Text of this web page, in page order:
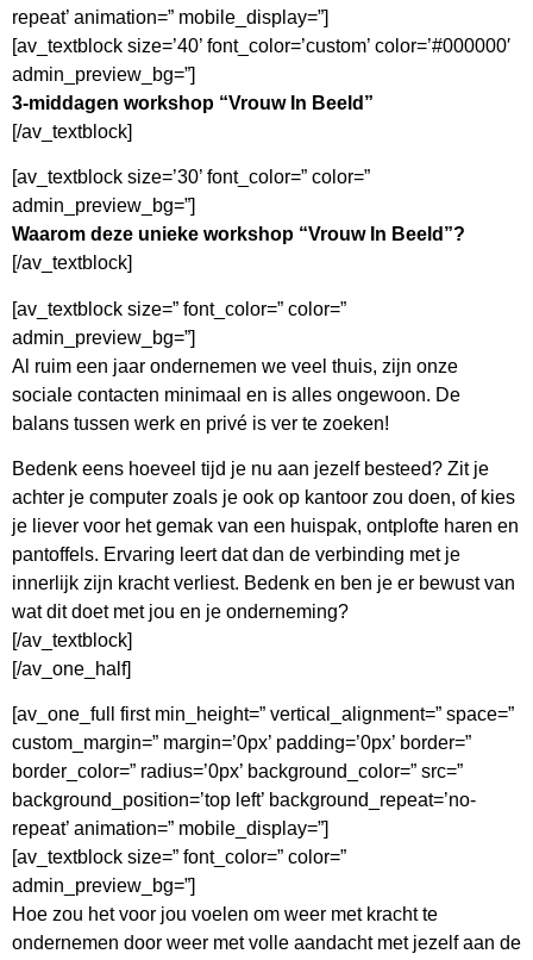
repeat’ animation=” mobile_display=”]
[av_textblock size=’40’ font_color=’custom’ color=’#000000′
admin_preview_bg=”]
3-middagen workshop “Vrouw In Beeld”
[/av_textblock]
[av_textblock size=’30’ font_color=” color=”
admin_preview_bg=”]
Waarom deze unieke workshop “Vrouw In Beeld”?
[/av_textblock]
[av_textblock size=” font_color=” color=”
admin_preview_bg=”]
Al ruim een jaar ondernemen we veel thuis, zijn onze
sociale contacten minimaal en is alles ongewoon. De
balans tussen werk en privé is ver te zoeken!
Bedenk eens hoeveel tijd je nu aan jezelf besteed? Zit je
achter je computer zoals je ook op kantoor zou doen, of kies
je liever voor het gemak van een huispak, ontplofte haren en
pantoffels. Ervaring leert dat dan de verbinding met je
innerlijk zijn kracht verliest. Bedenk en ben je er bewust van
wat dit doet met jou en je onderneming?
[/av_textblock]
[/av_one_half]
[av_one_full first min_height=” vertical_alignment=” space=”
custom_margin=” margin=’0px’ padding=’0px’ border=”
border_color=” radius=’0px’ background_color=” src=”
background_position=’top left’ background_repeat=’no-
repeat’ animation=” mobile_display=”]
[av_textblock size=” font_color=” color=”
admin_preview_bg=”]
Hoe zou het voor jou voelen om weer met kracht te
ondernemen door weer met volle aandacht met jezelf aan de